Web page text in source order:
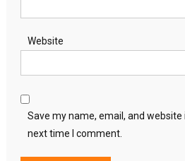
Website
Save my name, email, and
next time I comment.